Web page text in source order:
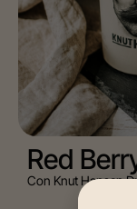
Red
Con Knut Hansen